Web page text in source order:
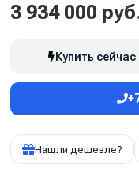
3 934 000
Купить сейчас
Нашли дешевле?